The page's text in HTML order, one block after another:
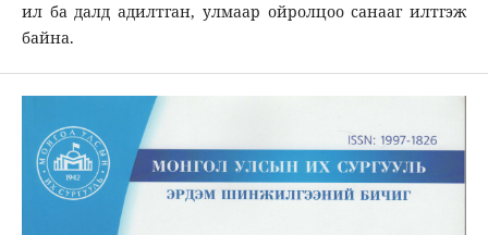
ил ба далд адилтган, улмаар ойролцоо санааг илтгэж
байна.